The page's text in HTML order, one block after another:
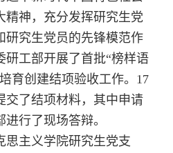
精神，充分发挥研究生党
研究生党员的先锋模范作
研工部开展了首批“榜样语
育创建结项验收工作。1 7
交了结项材料，其中申请
进行了现场答辩。
思主义学院研究生党支